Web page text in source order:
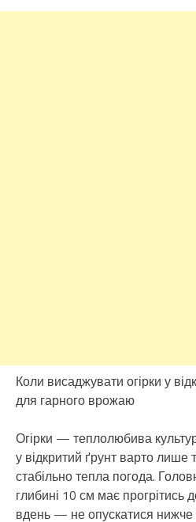
Коли висаджувати огірки у
для гарного врожаю
Огірки — теплолюбива
у відкритий ґрунт варто лише
стабільно тепла погода.
глибині 10 см має прогрітись
вдень — не опускатися нижче